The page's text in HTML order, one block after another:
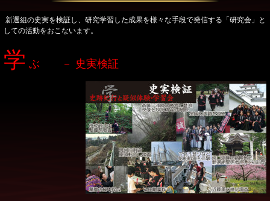
新選組の史実を検証し、研究学習した成果を様々な手段で発信する「研究会」と
しての活動をおこないます。
学 ぶ － 史実検証